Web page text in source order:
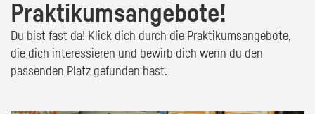
Praktikumsangebote!
Du bist fast da! Klick dich durch die Praktikumsangebote,
die dich interessieren und bewirb dich wenn du den
passenden Platz gefunden hast.